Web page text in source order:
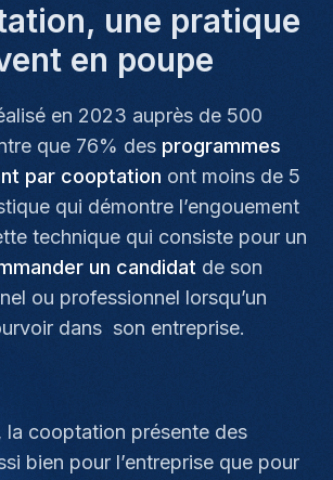
une pratique
en poupe
en 2023 auprès de 500
que 76% des programmes
par cooptation ont moins de 5
qui démontre l’engouement
technique qui consiste pour un
un candidat de son
ou professionnel lorsqu’un
dans son entreprise.
la cooptation présente des
bien pour l’entreprise que pour